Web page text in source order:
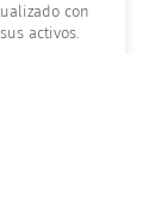
con
activos.